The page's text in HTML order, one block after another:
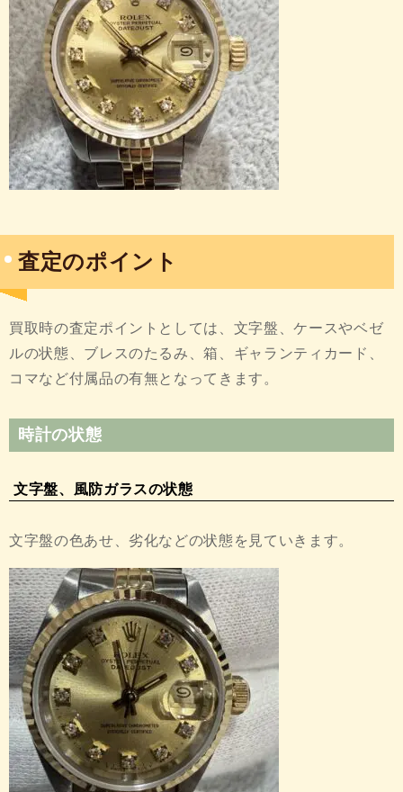
査定のポイント
買取時の査定ポイントとしては、文字盤、ケースやベゼ
ルの状態、ブレスのたるみ、箱、ギャランティカード、
コマなど付属品の有無となってきます。
時計の状態
文字盤、風防ガラスの状態
文字盤の色あせ、劣化などの状態を見ていきます。